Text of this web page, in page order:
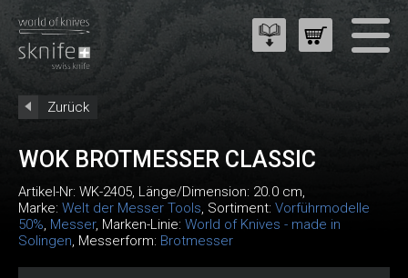
Zurück
WOK BROTMESSER CLASSIC
Artikel-Nr: WK-2405, Länge/Dimension: 20.0 cm,
Marke: Welt der Messer Tools, Sortiment: Vorführmodelle
50%, Messer, Marken-Linie: World of Knives - made in
Solingen, Messerform: Brotmesser